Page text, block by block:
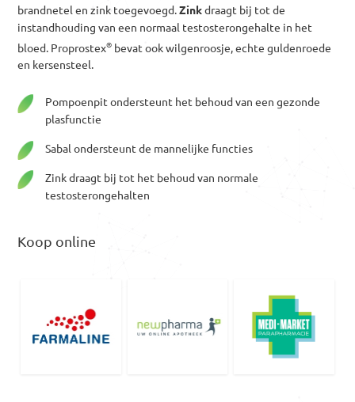
brandnetel en zink toegevoegd.Zinkdraagt bij tot de
instandhouding van een normaal testosterongehalte in het
bloed. Proprostex® bevat ook wilgenroosje, echte guldenroede
en kersensteel.
Pompoenpit ondersteunt het behoud van een gezonde
plasfunctie
Sabal ondersteunt de mannelijke functies
Zink draagt bij tot het behoud van normale
testosterongehalten
Koop online